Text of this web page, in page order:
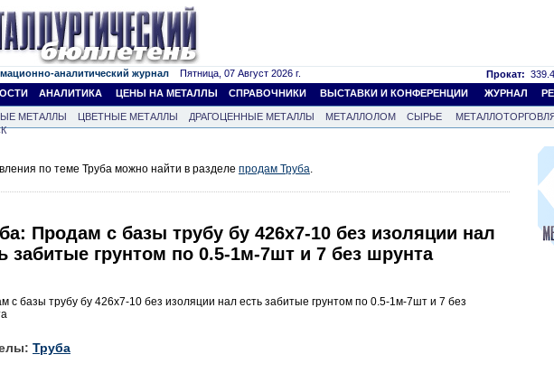
аналитический журнал Пятница, 07 Август 2026 г. Прокат:
АНАЛИТИКА ЦЕНЫ НА МЕТАЛЛЫ СПРАВОЧНИКИ ВЫСТАВКИ И КОНФЕРЕНЦИИ ЖУРНАЛ
МЕТАЛЛЫ ЦВЕТНЫЕ МЕТАЛЛЫ ДРАГОЦЕННЫЕ МЕТАЛЛЫ МЕТАЛЛОЛОМ СЫРЬЕ
по теме Труба можно найти в разделе продам Труба.
Продам с базы трубу бу 426х7-10 без изоляции нал
забитые грунтом по 0.5-1м-7шт и 7 без шрунта
с базы трубу бу 426х7-10 без изоляции нал есть забитые грунтом по 0.5-1м-7шт и 7 без
Труба